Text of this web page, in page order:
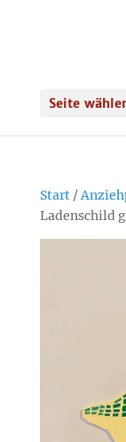
Seite
Start/
Ladenschild